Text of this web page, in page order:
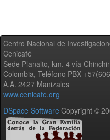
Centro Nacional de
Cenicafé
Sede Planalto, km. 4 vía
Colombia, Teléfono PBX
A.A. 2427 Manizales
www.cenicafe.org
DSpace Software Copyright ©